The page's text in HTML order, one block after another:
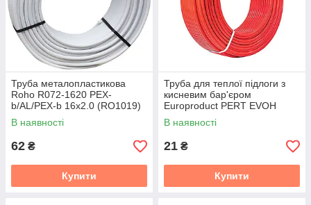
Труба металопластикова
Roho R072-1620 PEX-
b/AL/PEX-b 16x2.0 (RO1019)
В наявності
62 ₴
Купити
Труба для теплої підлоги з
кисневим бар'єром
Europroduct PERT EVOH
16*2,0 (200 м) (EP2924)
В наявності
21 ₴
Купити